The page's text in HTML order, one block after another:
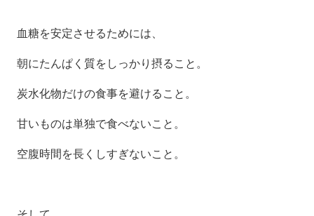
血糖を安定させるためには、
朝にたんぱく質をしっかり摂ること。
炭水化物だけの食事を避けること。
甘いものは単独で食べないこと。
空腹時間を長くしすぎないこと。